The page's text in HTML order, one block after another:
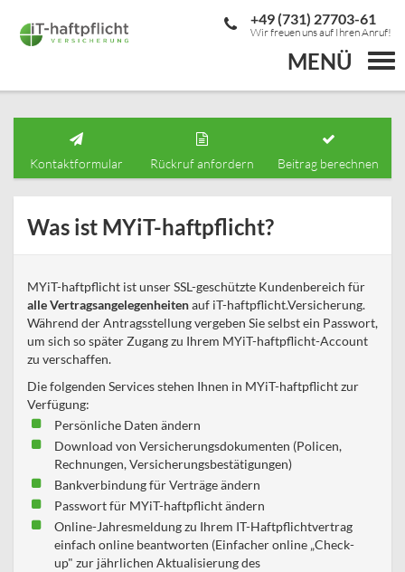
MENÜ
+49 (731) 27703-61
Wir freuen uns auf Ihren Anruf!
Kontaktformular Rückruf anfordern Beitrag berechnen
Was ist MYiT-haftpflicht?
MYiT-haftpflicht ist unser SSL-geschützte Kundenbereich für
alle Vertragsangelegenheitenauf iT-haftpflicht.Versicherung.
Während der Antragsstellung vergeben Sie selbst ein Passwort,
um sich so später Zugang zu Ihrem MYiT-haftpflicht-Account
zu verschaffen.
Die folgenden Services stehen Ihnen in MYiT-haftpflicht zur
Verfügung:
Persönliche Daten ändern
Download von Versicherungsdokumenten (Policen,
Rechnungen, Versicherungsbestätigungen)
Bankverbindung für Verträge ändern
Passwort für MYiT-haftpflicht ändern
Online-Jahresmeldung zu Ihrem IT-Haftpflichtvertrag
einfach online beantworten (Einfacher online „Check-
up" zur jährlichen Aktualisierung des